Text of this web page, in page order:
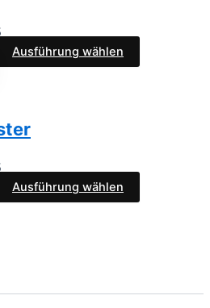
Ausführung wählen
Ausführung wählen